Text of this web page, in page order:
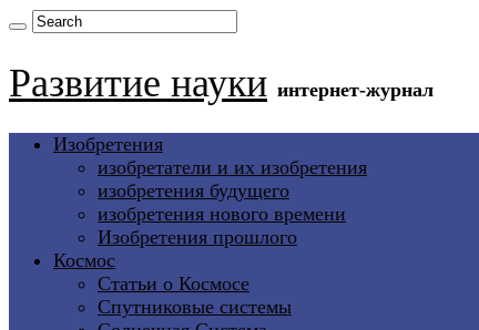
Развитие науки интернет-журнал
Изобретения
изобретатели и их изобретения
изобретения будущего
изобретения нового времени
Изобретения прошлого
Космос
Статьи о Космосе
Спутниковые системы